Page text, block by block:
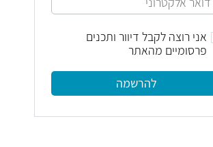
אני רוצה לקבל דיוור ותכנים
פרסומיים מהאתר
להרשמה